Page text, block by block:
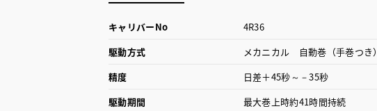
キャリバーNo
4R36
駆動方式
メカニカル 自動巻（手巻つき）
精度
日差＋45秒～－35秒
駆動期間
最大巻上時約41時間持続